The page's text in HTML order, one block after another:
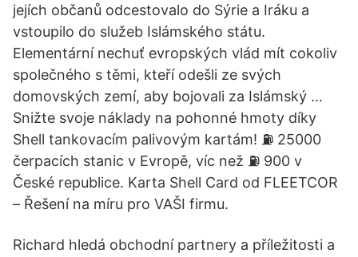
jejích občanů odcestovalo do Sýrie a Iráku a
vstoupilo do služeb Islámského státu.
Elementární nechuť evropských vlád mít cokoliv
společného s těmi, kteří odešli ze svých
domovských zemí, aby bojovali za Islámský …
Snižte svoje náklady na pohonné hmoty díky
Shell tankovacím palivovým kartám! ⛽ 25000
čerpacích stanic v Evropě, víc než ⛽ 900 v
České republice. Karta Shell Card od FLEETCOR
– Řešení na míru pro VAŠI firmu.
Richard hledá obchodní partnery a příležitosti a